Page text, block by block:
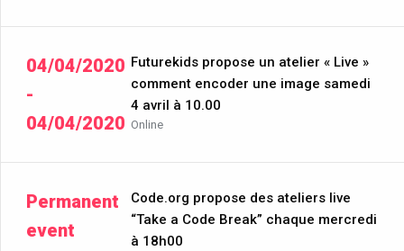
04/04/2020
-
04/04/2020
Futurekids propose un atelier « Live »
comment encoder une image samedi
4 avril à 10.00
Online
Permanent
event
Code.org propose des ateliers live
“Take a Code Break” chaque mercredi
à 18h00